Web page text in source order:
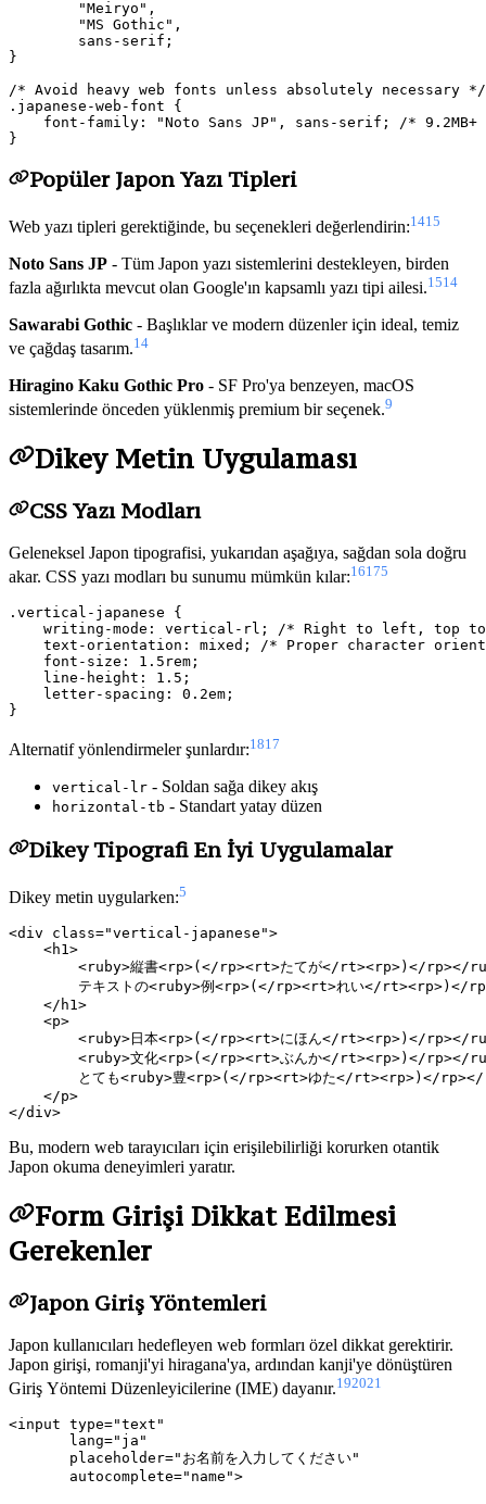
        "Meiryo",
        "MS Gothic",
        sans-serif;
}
/* Avoid heavy web fonts unless absolutely necessary */
.japanese-web-font {
font-family: "Noto Sans JP", sans-serif; /* 9.2MB+
Popüler Japon Yazı Tipleri
Web yazı tipleri gerektiğinde, bu seçenekleri değerlendirin:1415
Noto Sans JP - Tüm Japon yazı sistemlerini destekleyen, birden
fazla ağırlıkta mevcut olan Google'ın kapsamlı yazı tipi ailesi.1514
Sawarabi Gothic - Başlıklar ve modern düzenler için ideal, temiz
ve çağdaş tasarım.14
Hiragino Kaku Gothic Pro - SF Pro'ya benzeyen, macOS
sistemlerinde önceden yüklenmiş premium bir seçenek.9
Dikey Metin Uygulaması
CSS Yazı Modları
Geleneksel Japon tipografisi, yukarıdan aşağıya, sağdan sola doğru
akar. CSS yazı modları bu sunumu mümkün kılar:16175
.vertical-japanese {
writing-mode: vertical-rl; /* Right to left, top
text-orientation: mixed; /* Proper character
    font-size: 1.5rem;
    line-height: 1.5;
    letter-spacing: 0.2em;
Alternatif yönlendirmeler şunlardır:1817
vertical-lr - Soldan sağa dikey akış
horizontal-tb - Standart yatay düzen
Dikey Tipografi En İyi Uygulamalar
Dikey metin uygularken:5
<div class="vertical-japanese">
    <h1>
<ruby>縦書<rp>(</rp><rt>たてが</rt><rp>)</rp></
テキストの<ruby>例<rp>(</rp><rt>れい</rt><rp>)</
    </h1>
    <p>
<ruby>日本<rp>(</rp><rt>にほん</rt><rp>)</rp></
<ruby>文化<rp>(</rp><rt>ぶんか</rt><rp>)</rp></
とても<ruby>豊<rp>(</rp><rt>ゆた</rt><rp>)</rp></
    </p>
Bu, modern web tarayıcıları için erişilebilirliği korurken otantik
Japon okuma deneyimleri yaratır.
Form Girişi Dikkat Edilmesi
Gerekenler
Japon Giriş Yöntemleri
Japon kullanıcıları hedefleyen web formları özel dikkat gerektirir.
Japon girişi, romanji'yi hiragana'ya, ardından kanji'ye dönüştüren
Giriş Yöntemi Düzenleyicilerine (IME) dayanır.192021
<input type="text"
       lang="ja"
       placeholder="お名前を入力してください"